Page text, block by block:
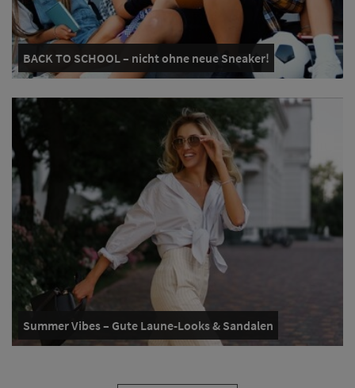
BACK TO SCHOOL – nicht ohne neue Sneaker!
Summer Vibes – Gute Laune-Looks & Sandalen